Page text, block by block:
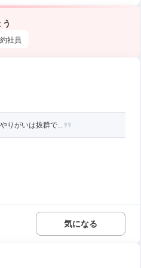
社員
りがいは抜群で...
気になる